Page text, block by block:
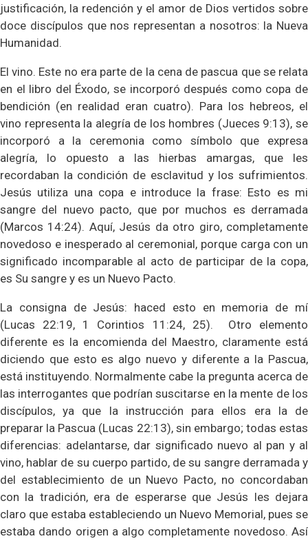
justificación, la redención y el amor de Dios vertidos sobre
doce discípulos que nos representan a nosotros: la Nueva
Humanidad.
El vino. Este no era parte de la cena de pascua que se relata
en el libro del Éxodo, se incorporó después como copa de
bendición (en realidad eran cuatro). Para los hebreos, el
vino representa la alegría de los hombres (Jueces 9:13), se
incorporó a la ceremonia como símbolo que expresa
alegría, lo opuesto a las hierbas amargas, que les
recordaban la condición de esclavitud y los sufrimientos.
Jesús utiliza una copa e introduce la frase: Esto es mi
sangre del nuevo pacto, que por muchos es derramada
(Marcos 14:24). Aquí, Jesús da otro giro, completamente
novedoso e inesperado al ceremonial, porque carga con un
significado incomparable al acto de participar de la copa,
es Su sangre y es un Nuevo Pacto.
La consigna de Jesús: haced esto en memoria de mí
(Lucas 22:19, 1 Corintios 11:24, 25).
Otro elemento
diferente es la encomienda del Maestro, claramente está
diciendo que esto es algo nuevo y diferente a la Pascua,
está instituyendo. Normalmente cabe la pregunta acerca de
las interrogantes que podrían suscitarse en la mente de los
discípulos, ya que la instrucción para ellos era la de
preparar la Pascua (Lucas 22:13), sin embargo; todas estas
diferencias: adelantarse, dar significado nuevo al pan y al
vino, hablar de su cuerpo partido, de su sangre derramada y
del establecimiento de un Nuevo Pacto, no concordaban
con la tradición, era de esperarse que Jesús les dejara
claro que estaba estableciendo un Nuevo Memorial, pues se
estaba dando origen a algo completamente novedoso. Así